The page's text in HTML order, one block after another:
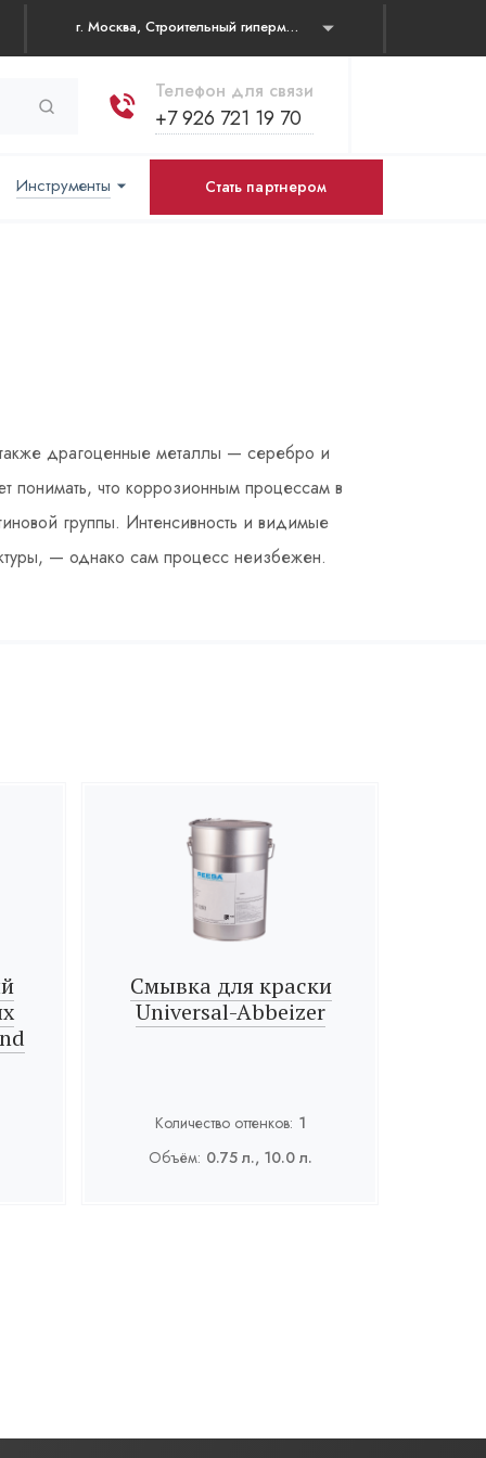
г. Москва, Строительный гипермаркет "Каширский двор" Каширское шоссе, д. 19 корп. 1, павильон № 31
Телефон для связи
+7 926 721 19 70
Инструменты Стать партнером
драгоценные металлы — серебро и
понимать, что коррозионным процессам в
группы. Интенсивность и видимые
— однако сам процесс неизбежен.
Смывка для краски
Universal-Abbeizer
Количество оттенков: 1
Объём: 0.75 л., 10.0 л.